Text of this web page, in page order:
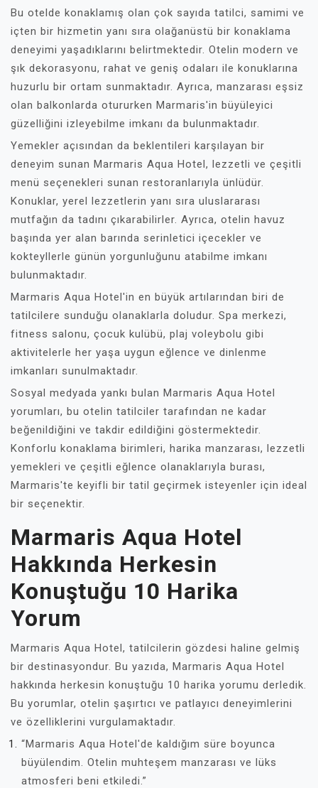
Bu otelde konaklamış olan çok sayıda tatilci, samimi ve
içten bir hizmetin yanı sıra olağanüstü bir konaklama
deneyimi yaşadıklarını belirtmektedir. Otelin modern ve
şık dekorasyonu, rahat ve geniş odaları ile konuklarına
huzurlu bir ortam sunmaktadır. Ayrıca, manzarası eşsiz
olan balkonlarda otururken Marmaris'in büyüleyici
güzelliğini izleyebilme imkanı da bulunmaktadır.
Yemekler açısından da beklentileri karşılayan bir
deneyim sunan Marmaris Aqua Hotel, lezzetli ve çeşitli
menü seçenekleri sunan restoranlarıyla ünlüdür.
Konuklar, yerel lezzetlerin yanı sıra uluslararası
mutfağın da tadını çıkarabilirler. Ayrıca, otelin havuz
başında yer alan barında serinletici içecekler ve
kokteyllerle günün yorgunluğunu atabilme imkanı
bulunmaktadır.
Marmaris Aqua Hotel'in en büyük artılarından biri de
tatilcilere sunduğu olanaklarla doludur. Spa merkezi,
fitness salonu, çocuk kulübü, plaj voleybolu gibi
aktivitelerle her yaşa uygun eğlence ve dinlenme
imkanları sunulmaktadır.
Sosyal medyada yankı bulan Marmaris Aqua Hotel
yorumları, bu otelin tatilciler tarafından ne kadar
beğenildiğini ve takdir edildiğini göstermektedir.
Konforlu konaklama birimleri, harika manzarası, lezzetli
yemekleri ve çeşitli eğlence olanaklarıyla burası,
Marmaris'te keyifli bir tatil geçirmek isteyenler için ideal
bir seçenektir.
Marmaris Aqua Hotel
Hakkında Herkesin
Konuştuğu 10 Harika
Yorum
Marmaris Aqua Hotel, tatilcilerin gözdesi haline gelmiş
bir destinasyondur. Bu yazıda, Marmaris Aqua Hotel
hakkında herkesin konuştuğu 10 harika yorumu derledik.
Bu yorumlar, otelin şaşırtıcı ve patlayıcı deneyimlerini
ve özelliklerini vurgulamaktadır.
“Marmaris Aqua Hotel'de kaldığım süre boyunca
büyülendim. Otelin muhteşem manzarası ve lüks
atmosferi beni etkiledi.”